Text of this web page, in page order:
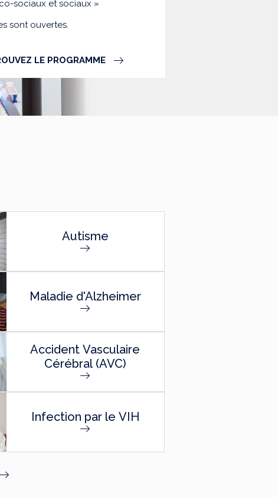
sociaux et sociaux »
sont ouvertes.
LE PROGRAMME
Autisme
Maladie d'Alzheimer
Accident Vasculaire
Cérébral (AVC)
Infection par le VIH